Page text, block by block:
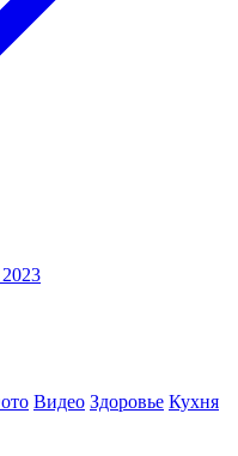
Видео Здоровье Кухня